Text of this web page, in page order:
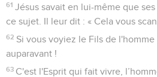
61 Jésus savait en lui-même que
ce sujet. Il leur dit : « Cela vous
62 Si vous voyiez le Fils de
auparavant !
63 C'est l'Esprit qui fait vivre,